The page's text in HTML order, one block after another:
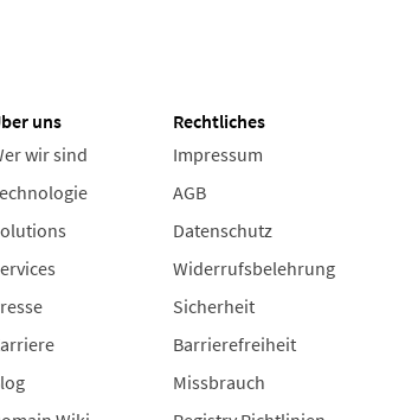
uns
wir sind
Rechtliches
Impressum
AGB
Datenschutz
Widerrufsbelehrung
Sicherheit
Barrierefreiheit
Missbrauch